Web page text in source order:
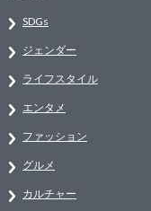
SDGs
ジェンダー
ライフスタイル
エンタメ
ファッション
グルメ
カルチャー